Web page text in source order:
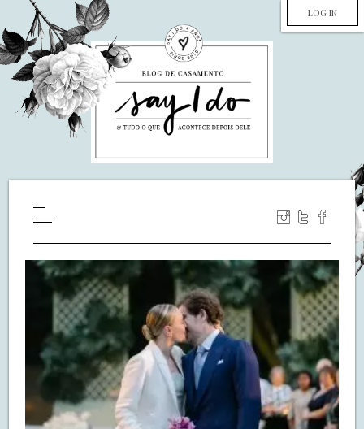
LOG IN
WILL YOU MARRY ME?
LUA DE MEL
COZINHA
DECORAÇÃO
DE NOIVA PRA NOIVA
S.O.S CASADAS
FALE COM O SAY I DO